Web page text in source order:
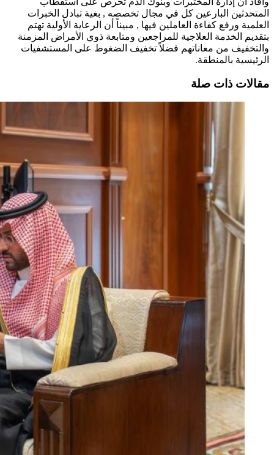
المتحدثين البارعين كل في مجال تخصصه , بغية تبادل الخبرات
العلمية ورفع كفاءة العاملين فيها , مبيناً أن الرعاية الأولية تهتم
بتقديم الخدمة العلاجية للمراجعين ومتابعة ذوي الأمراض المزمنة
والتخفيف من معاناتهم فضلاً تخفيف الضغوط على المستشفيات
الرئيسية بالمنطقة.
مقالات ذات صلة